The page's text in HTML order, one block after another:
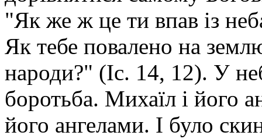
"Як же ж це ти впав із
Як тебе повалено на
народи?" (Іс. 14, 12). У
боротьба. Михаїл і його
його ангелами. І було